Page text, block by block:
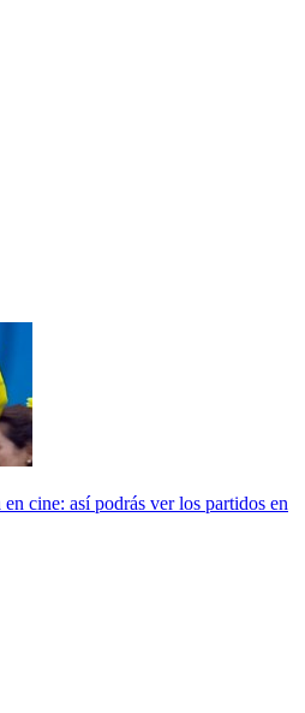
cine: así podrás ver los partidos en